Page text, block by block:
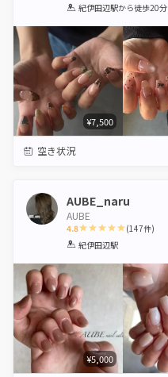
1 2 3 4 5
紀伊田辺駅から徒歩20分
¥7,500
空き状況
AUBE_naru
AUBE
4.8
1 2 3 4 5
(147件)
紀伊田辺駅
¥5,000